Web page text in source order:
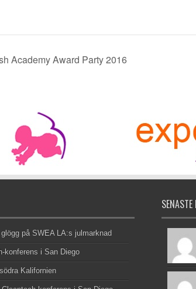
Academy Award Party 2016
på SWEA LA:s julmarknad
konferens i San Diego
Kalifornien